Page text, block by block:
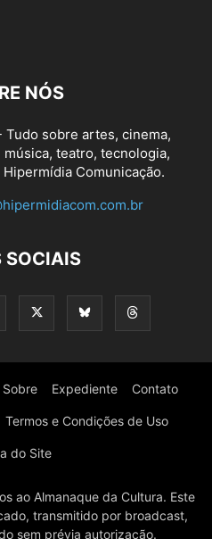
NÓS
Tudo sobre artes, cinema,
teatro, tecnologia,
Comunicação.
SOCIAIS
Sobre Expediente Contato
Termos e Condições de Uso
do Site
ao Almanaque da Cultura. Este
transmitido por broadcast,
sem prévia autorização.